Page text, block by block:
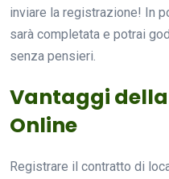
inviare la registrazione! In
sarà completata e potrai
senza pensieri.
Vantaggi
Online
Registrare il contratto di